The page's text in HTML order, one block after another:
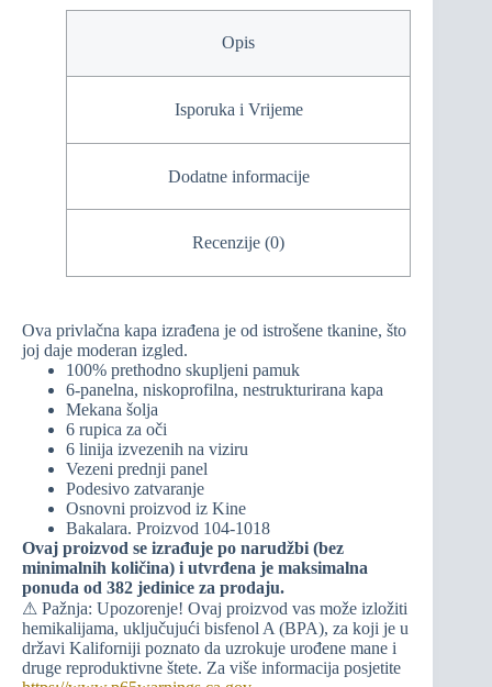
Opis
Isporuka i Vrijeme
Dodatne informacije
Recenzije (0)
Ova privlačna kapa izrađena je od istrošene tkanine, što
joj daje moderan izgled.
100% prethodno skupljeni pamuk
6-panelna, niskoprofilna, nestrukturirana kapa
Mekana šolja
6 rupica za oči
6 linija izvezenih na viziru
Vezeni prednji panel
Podesivo zatvaranje
Osnovni proizvod iz Kine
Bakalara. Proizvod 104-1018
Ovaj proizvod se izrađuje po narudžbi (bez
minimalnih količina) i utvrđena je maksimalna
ponuda od 382 jedinice za prodaju.
⚠ Pažnja: Upozorenje! Ovaj proizvod vas može izložiti
hemikalijama, uključujući bisfenol A (BPA), za koji je u
državi Kaliforniji poznato da uzrokuje urođene mane i
druge reproduktivne štete. Za više informacija posjetite